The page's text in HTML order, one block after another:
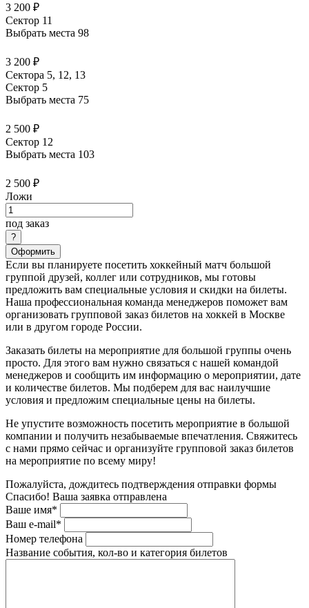
3 200 ₽
Сектор 11
Выбрать места 98
3 200 ₽
Сектора 5, 12, 13
Сектор 5
Выбрать места 75
2 500 ₽
Сектор 12
Выбрать места 103
2 500 ₽
Ложи
под заказ
Оформить
Если вы планируете посетить хоккейный матч большой
группой друзей, коллег или сотрудников, мы готовы
предложить вам специальные условия и скидки на билеты.
Наша профессиональная команда менеджеров поможет вам
организовать групповой заказ билетов на хоккей в Москве
или в другом городе России.
Заказать билеты на мероприятие для большой группы очень
просто. Для этого вам нужно связаться с нашей командой
менеджеров и сообщить им информацию о мероприятии, дате
и количестве билетов. Мы подберем для вас наилучшие
условия и предложим специальные цены на билеты.
Не упустите возможность посетить мероприятие в большой
компании и получить незабываемые впечатления. Свяжитесь
с нами прямо сейчас и организуйте групповой заказ билетов
на мероприятие по всему миру!
Пожалуйста, дождитесь подтверждения отправки формы
Спасибо! Ваша заявка отправлена
Ваше имя*
Ваш e-mail*
Номер телефона
Название события, кол-во и категория билетов